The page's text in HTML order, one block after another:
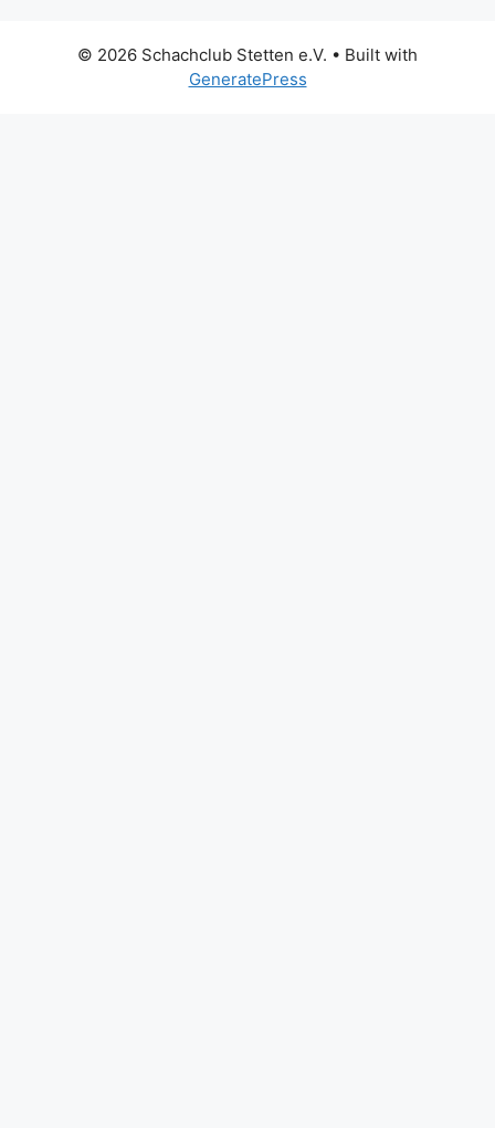
© 2026 Schachclub Stetten e.V. • Built with
GeneratePress